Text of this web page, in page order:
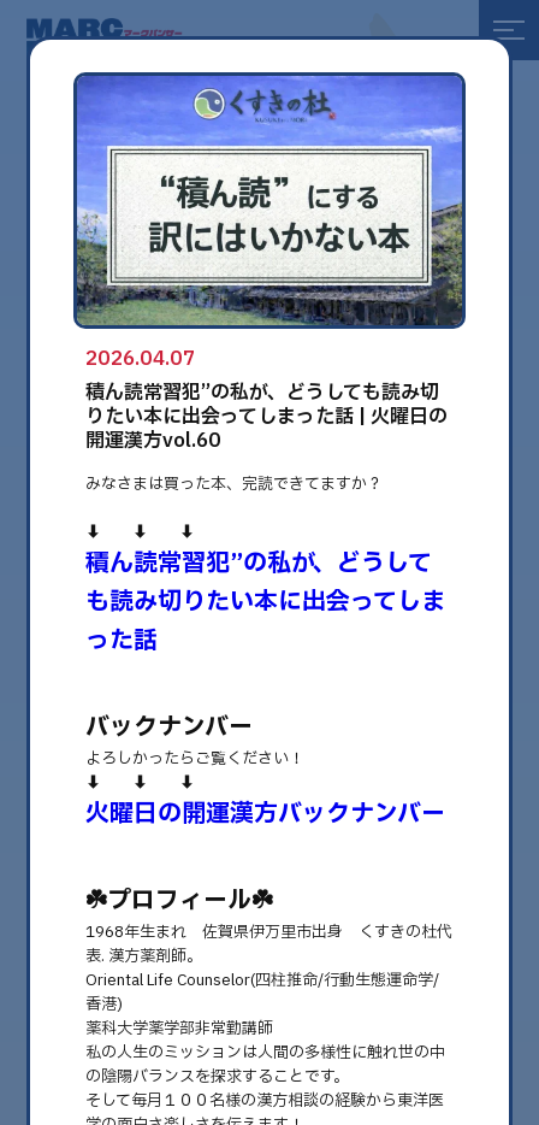
全て
健康
美容
環境
globe
い本に出会ってしまった話 | 火曜日の開運漢方
vol.60
みなさまは買った本、完読できてますか？ ⬇️ ⬇️ ⬇️ 積ん読常習犯”の私
が、ど……
2026.04.07
積ん読常習犯”の私が、どうしても読み切
りたい本に出会ってしまった話 | 火曜日の
開運漢方vol.60
みなさまは買った本、完読できてますか？
⬇️ ⬇️ ⬇️
積ん読常習犯”の私が、どうして
も読み切りたい本に出会ってしま
った話
バックナンバー
よろしかったらご覧ください！
⬇️ ⬇️ ⬇️
火曜日の開運漢方バックナンバー
☘️プロフィール☘️
1968年生まれ 佐賀県伊万里市出身 くすきの杜代
表. 漢方薬剤師。
Oriental Life Counselor(四柱推命/行動生態運命学/
香港)
薬科大学薬学部非常勤講師
私の人生のミッションは人間の多様性に触れ世の中
の陰陽バランスを探求することです。
そして毎月１００名様の漢方相談の経験から東洋医